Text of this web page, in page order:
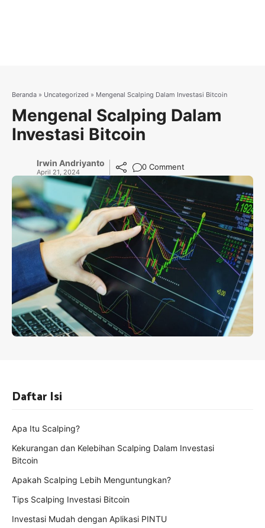
Beranda » Uncategorized » Mengenal Scalping Dalam Investasi Bitcoin
Mengenal Scalping Dalam
Investasi Bitcoin
Irwin Andriyanto
April 21, 2024
0 Comment
Daftar Isi
Apa Itu Scalping?
Kekurangan dan Kelebihan Scalping Dalam Investasi
Bitcoin
Apakah Scalping Lebih Menguntungkan?
Tips Scalping Investasi Bitcoin
Investasi Mudah dengan Aplikasi PINTU